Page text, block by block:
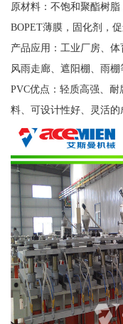
原材料：不饱和聚酯树
BOPET薄膜，固化剂，
产品应用：工业厂房、体
风雨走廊、遮阳棚、雨棚
PVC优点：轻质高强、
料、可设计性好、灵活的